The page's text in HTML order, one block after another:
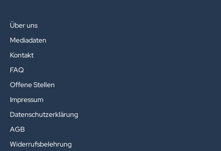
Über uns
Mediadaten
Kontakt
FAQ
Offene Stellen
Impressum
Datenschutzerklärung
AGB
Widerrufsbelehrung